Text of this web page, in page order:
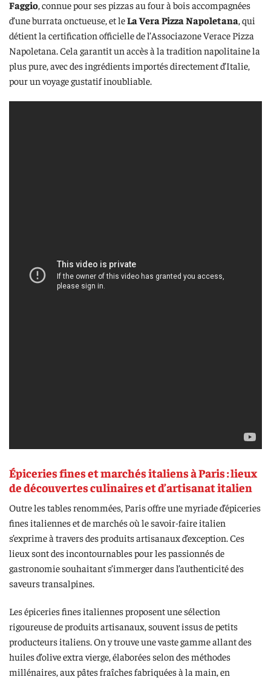
Faggio, connue pour ses pizzas au four à bois accompagnées
d’une burrata onctueuse, et leLa Vera Pizza Napoletana, qui
détient la certification officielle de l’Associazone Verace Pizza
Napoletana. Cela garantit un accès à la tradition napolitaine la
plus pure, avec des ingrédients importés directement d’Italie,
pour un voyage gustatif inoubliable.
Épiceries fines et marchés italiens à Paris : lieux
de découvertes culinaires et d’artisanat italien
Outre les tables renommées, Paris offre une myriade d’épiceries
fines italiennes et de marchés où le savoir-faire italien
s’exprime à travers des produits artisanaux d’exception. Ces
lieux sont des incontournables pour les passionnés de
gastronomie souhaitant s’immerger dans l’authenticité des
saveurs transalpines.
Les épiceries fines italiennes proposent une sélection
rigoureuse de produits artisanaux, souvent issus de petits
producteurs italiens. On y trouve une vaste gamme allant des
huiles d’olive extra vierge, élaborées selon des méthodes
millénaires, aux pâtes fraîches fabriquées à la main, en